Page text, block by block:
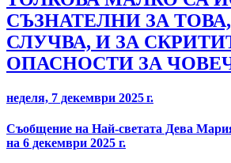
СЪЗНАТЕЛНИ ЗА
СЛУЧВА, И ЗА
ОПАСНОСТИ ЗА
неделя, 7 декември 2025 г.
Съобщение на Най-светата Дева
на 6 декември 2025 г.